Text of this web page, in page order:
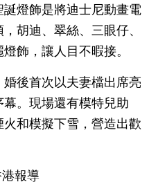
燈飾是將迪士尼動畫電
胡迪、翠絲、三眼仔、
飾，讓人目不暇接。
後首次以夫妻檔出席亮
。現場還有模特兒助
和模擬下雪，營造出歡
報導